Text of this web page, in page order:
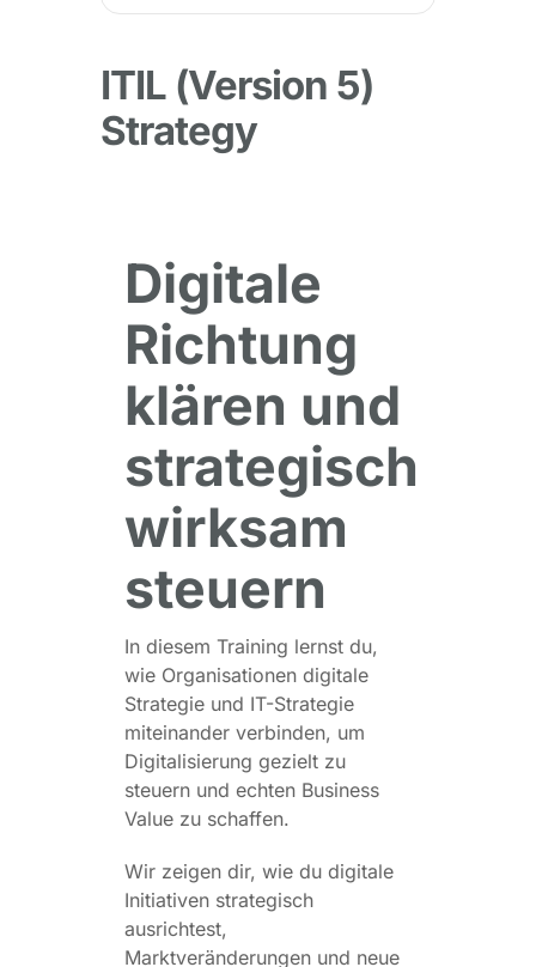
ITIL (Version 5)
Strategy
Digitale
Richtung
klären und
strategisch
wirksam
steuern
In diesem Training lernst du,
wie Organisationen digitale
Strategie und IT-Strategie
miteinander verbinden, um
Digitalisierung gezielt zu
steuern und echten Business
Value zu schaffen.
Wir zeigen dir, wie du digitale
Initiativen strategisch
ausrichtest,
Marktveränderungen und neue